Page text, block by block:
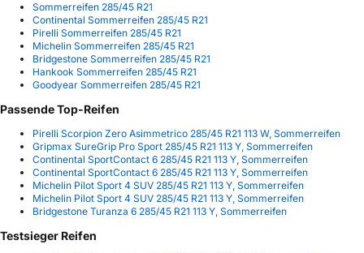
Sommerreifen 285/45 R21
Continental Sommerreifen 285/45 R21
Pirelli Sommerreifen 285/45 R21
Michelin Sommerreifen 285/45 R21
Bridgestone Sommerreifen 285/45 R21
Hankook Sommerreifen 285/45 R21
Goodyear Sommerreifen 285/45 R21
Passende Top-Reifen
Pirelli Scorpion Zero Asimmetrico 285/45 R21 113 W, Sommerreifen
Gripmax SureGrip Pro Sport 285/45 R21 113 Y, Sommerreifen
Continental SportContact 6 285/45 R21 113 Y, Sommerreifen
Continental SportContact 6 285/45 R21 113 Y, Sommerreifen
Michelin Pilot Sport 4 SUV 285/45 R21 113 Y, Sommerreifen
Michelin Pilot Sport 4 SUV 285/45 R21 113 Y, Sommerreifen
Bridgestone Turanza 6 285/45 R21 113 Y, Sommerreifen
Testsieger Reifen